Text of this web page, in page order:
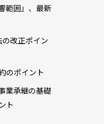
範囲」、最新
改正ポイン
のポイント
業承継の基礎
ト